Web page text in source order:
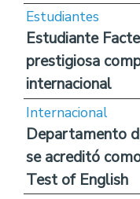
Estudiantes
Estudiante
prestigiosa
internacional
Internacional
Departamento
se acreditó
Test of English